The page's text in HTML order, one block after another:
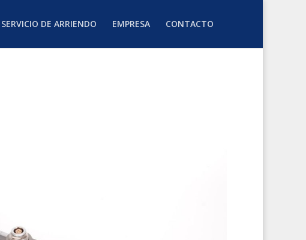
SERVICIO DE ARRIENDO EMPRESA CONTACTO